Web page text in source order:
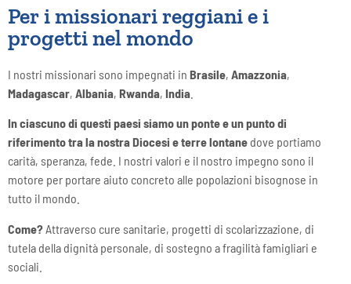
Clicca
qui
Per i missionari reggiani e i
progetti nel mondo
I nostri missionari sono impegnati in Brasile, Amazzonia,
Madagascar, Albania, Rwanda, India
In ciascuno di questi paesi siamo un ponte e un punto di
riferimento tra la nostra Diocesi e terre lontane dove portiamo
carità, speranza, fede. I nostri valori e il nostro impegno sono il
motore per portare aiuto concreto alle popolazioni bisognose in
tutto il mondo.
Come? Attraverso cure sanitarie, progetti di scolarizzazione, di
tutela della dignità personale, di sostegno a fragilità famigliari e
sociali.